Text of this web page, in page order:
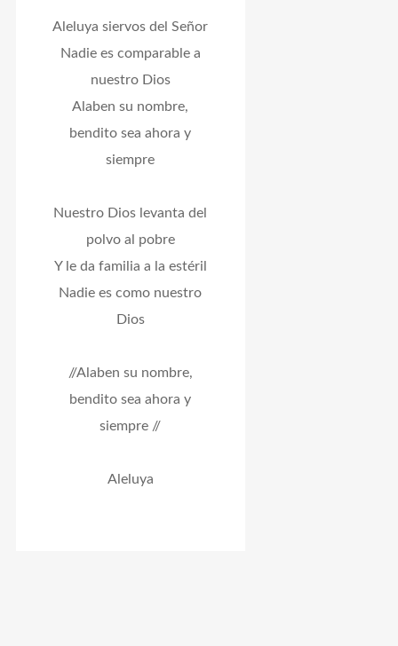
Aleluya siervos del Señor
Nadie es comparable a
nuestro Dios
Alaben su nombre,
bendito sea ahora y
siempre
Nuestro Dios levanta del
polvo al pobre
Y le da familia a la estéril
Nadie es como nuestro
Dios
//Alaben su nombre,
bendito sea ahora y
siempre //
Aleluya